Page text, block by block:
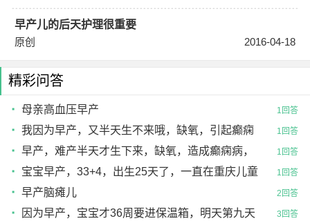
早产儿的后天护理很重要
原创
2016-04-18
精彩问答
母亲高血压早产 1回答
我因为早产，又半天生不来哦，缺氧，引起癫痫
病，大发作，最流口
1回答
早产，难产半天才生下来，缺氧，造成癫痫病，
怎么治，生下来才，
1回答
宝宝早产，33+4，出生25天了，一直在重庆儿童
医院新生儿室
1回答
早产脑瘫儿 2回答
因为早产，宝宝才36周要进保温箱，明天第九天 3回答